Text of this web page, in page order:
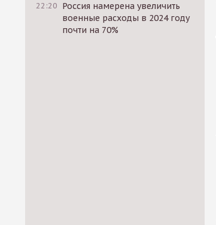
22:20 Россия намерена увеличить
военные расходы в 2024 году
почти на 70%